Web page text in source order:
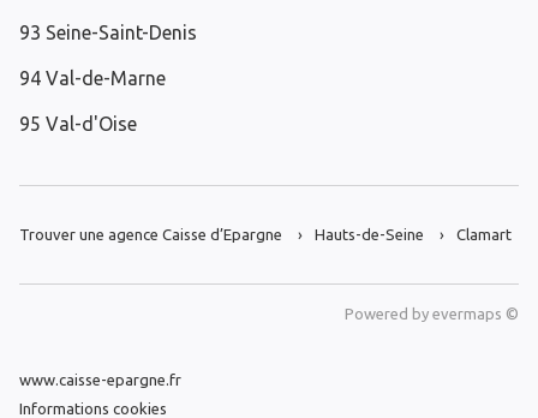
93 Seine-Saint-Denis
94 Val-de-Marne
95 Val-d'Oise
Trouver une agence Caisse d’Epargne Hauts-de-Seine Clamart
Powered by evermaps ©
www.caisse-epargne.fr
Informations cookies